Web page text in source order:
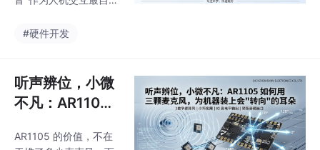
不减。而语音交互的第
难做好的环节。AU-60
用一颗37.5毫米的模组
给出了它的答案：AI降
扰，100dB消回音保障
#硬件开发
听声辨位，小微
不凡：AR1105
风，为机器装上
AR1105 的价值，不在